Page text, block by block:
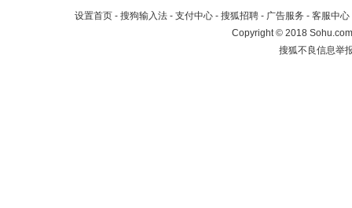
设置首页 - 搜狗输入法 - 支付中心 - 搜狐招聘 - 广告服务 - 客服中心
Copyright©2018
搜狐不良信息举